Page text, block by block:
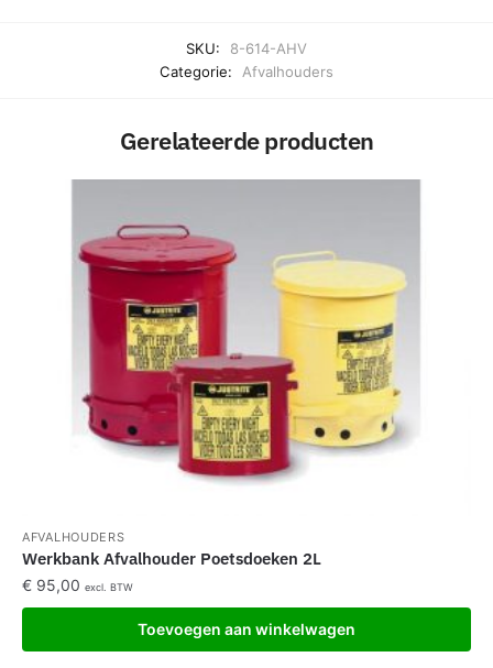
SKU:
8-614-AHV
Categorie:
Afvalhouders
Gerelateerde producten
AFVALHOUDERS
Werkbank Afvalhouder Poetsdoeken 2L
€ 95,00 excl. BTW
Toevoegen aan winkelwagen